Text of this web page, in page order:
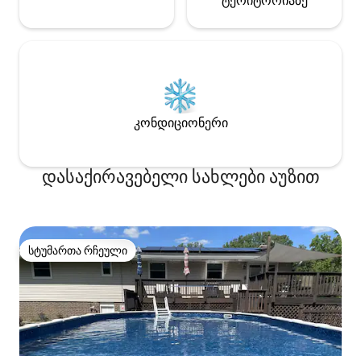
კონდიციონერი
დასაქირავებელი სახლები აუზით
სტუმართა რჩეული
სტუმართა რჩეული